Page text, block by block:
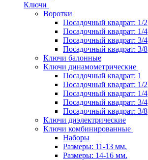
Ключи
Воротки
Посадочный квадрат: 1/2
Посадочный квадрат: 1/4
Посадочный квадрат: 3/4
Посадочный квадрат: 3/8
Ключи балонные
Ключи динамометрические
Посадочный квадрат: 1
Посадочный квадрат: 1/2
Посадочный квадрат: 1/4
Посадочный квадрат: 3/4
Посадочный квадрат: 3/8
Ключи диэлектрические
Ключи комбинированные
Наборы
Размеры: 11-13 мм.
Размеры: 14-16 мм.